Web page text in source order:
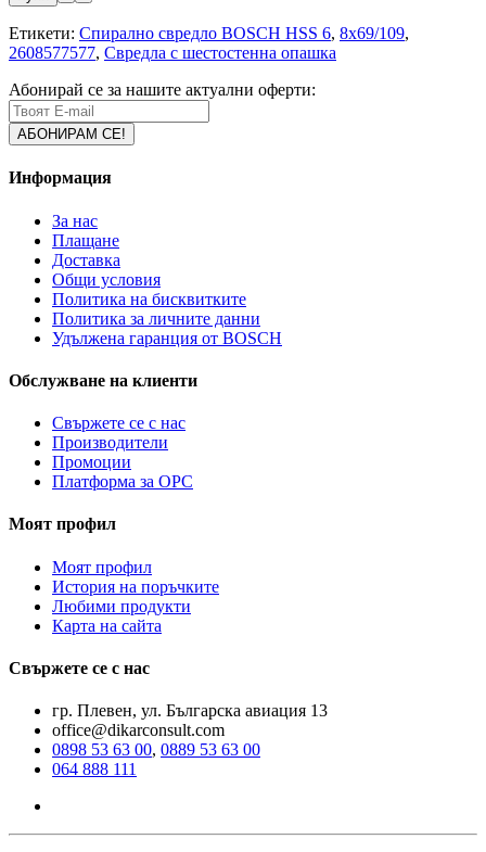
Етикети: Спирално свредло BOSCH HSS 6, 8x69/109,
2608577577, Свредла с шестостенна опашка
Абонирай се за нашите актуални оферти:
Информация
За нас
Плащане
Доставка
Общи условия
Политика на бисквитките
Политика за личните данни
Удължена гаранция от BOSCH
Обслужване на клиенти
Свържете се с нас
Производители
Промоции
Платформа за ОРС
Моят профил
Моят профил
История на поръчките
Любими продукти
Карта на сайта
Свържете се с нас
гр. Плевен, ул. Българска авиация 13
office@dikarconsult.com
0898 53 63 00, 0889 53 63 00
064 888 111